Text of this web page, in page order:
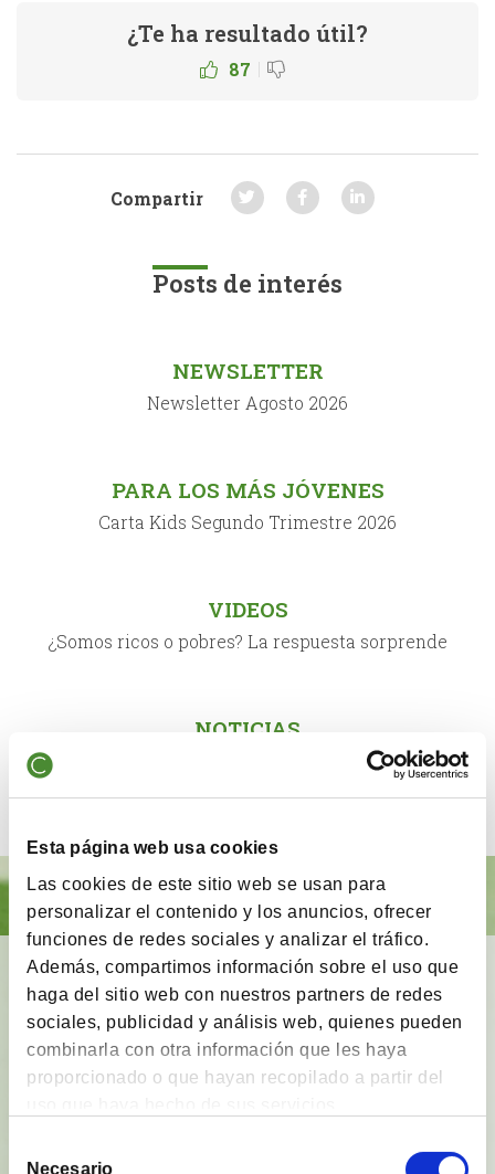
Esta página web usa cookies
Las cookies de este sitio web se usan para
personalizar el contenido y los anuncios, ofrecer
funciones de redes sociales y analizar el tráfico.
Además, compartimos información sobre el uso que
haga del sitio web con nuestros partners de redes
sociales, publicidad y análisis web, quienes pueden
combinarla con otra información que les haya
proporcionado o que hayan recopilado a partir del
Necesario
¿Te ha resultado útil?
87 |
Compartir
Posts de interés
NEWSLETTER
Newsletter Agosto 2026
PARA LOS MÁS JÓVENES
Carta Kids Segundo Trimestre 2026
VIDEOS
¿Somos ricos o pobres? La respuesta sorprende
NOTICIAS
Los seguidores españoles de Buffett reivindican el
BrainVestor: Psicología financiera
App gratuitaque tiene como finalidadacompañar
a los inversoresen sus distintas etapas de
inversión y proporcionarles herramientas y